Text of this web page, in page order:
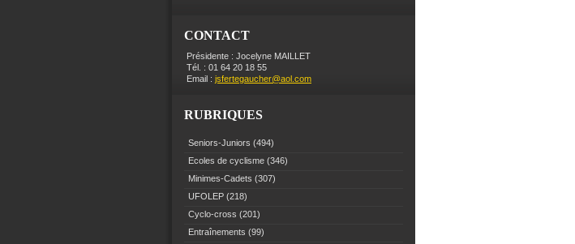
CONTACT
Présidente : Jocelyne MAILLET
Tél. : 01 64 20 18 55
Email : jsfertegaucher@aol.com
RUBRIQUES
Seniors-Juniors (494)
Ecoles de cyclisme (346)
Minimes-Cadets (307)
UFOLEP (218)
Cyclo-cross (201)
Entraînements (99)